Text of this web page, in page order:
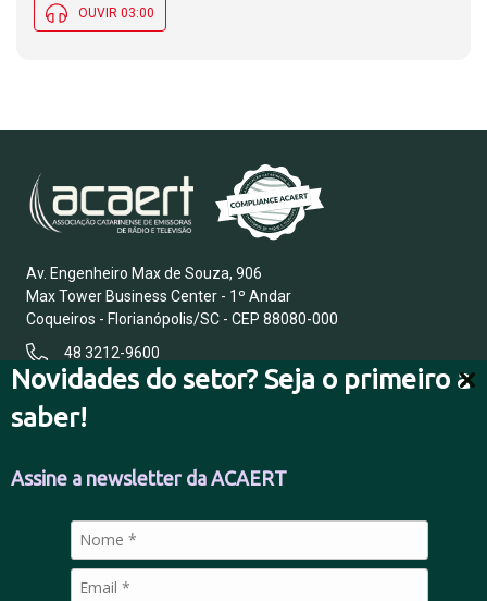
Novidades do setor? Seja o primeiro a
saber!
Assine a newsletter da ACAERT
OUVIR 03:00
Av. Engenheiro Max de Souza, 906
Max Tower Business Center - 1º Andar
Coqueiros - Florianópolis/SC - CEP 88080-000
48 3212-9600
FALE CONOSCO
POLÍTICA DE PRIVACIDADE